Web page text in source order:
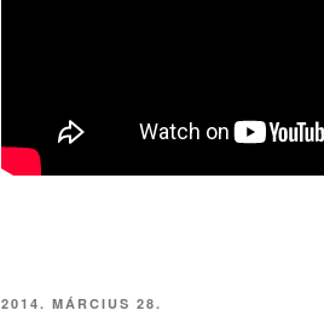
BEKÜLDVE:
2014. MÁRCIUS 28.